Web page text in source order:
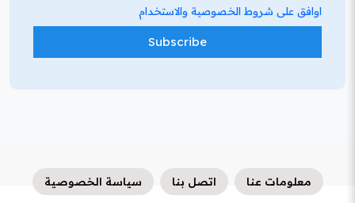
اوافق على شروط الخصوصية والاستخدام
معلومات عنا اتصل بنا سياسة الخصوصية